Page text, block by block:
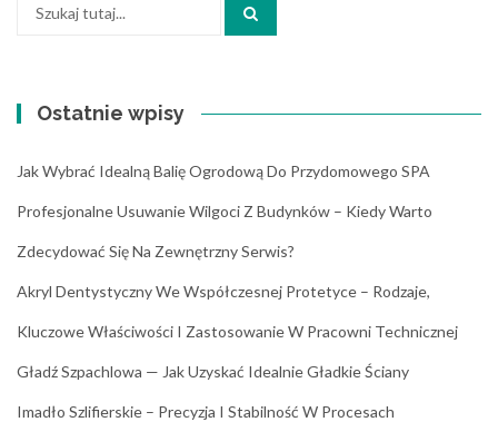
Ostatnie wpisy
Jak Wybrać Idealną Balię Ogrodową Do Przydomowego SPA
Profesjonalne Usuwanie Wilgoci Z Budynków – Kiedy Warto
Zdecydować Się Na Zewnętrzny Serwis?
Akryl Dentystyczny We Współczesnej Protetyce – Rodzaje,
Kluczowe Właściwości I Zastosowanie W Pracowni Technicznej
Gładź Szpachlowa — Jak Uzyskać Idealnie Gładkie Ściany
Imadło Szlifierskie – Precyzja I Stabilność W Procesach